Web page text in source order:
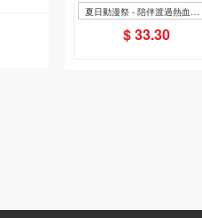
夏日動漫祭 - 陪伴渡過熱血假
暢銷
$ 33.30